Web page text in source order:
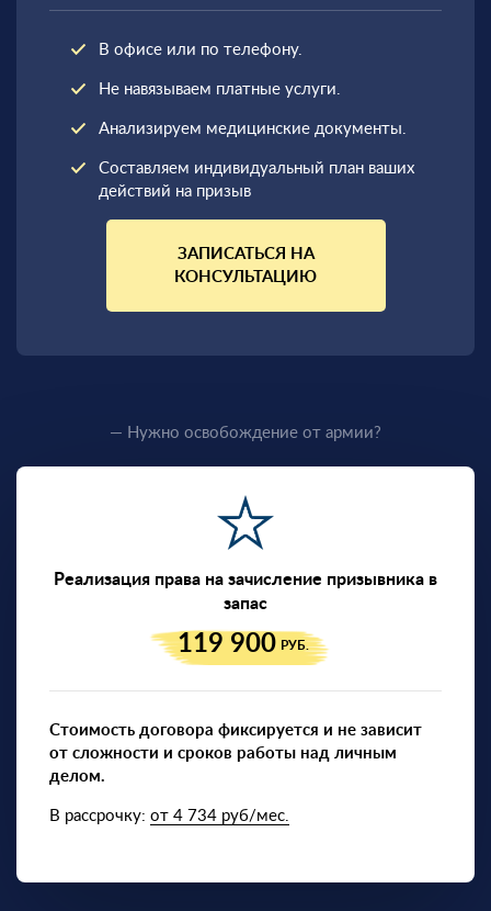
В офисе или по телефону.
Не навязываем платные услуги.
Анализируем медицинские документы.
Составляем индивидуальный план ваших
действий на призыв
ЗАПИСАТЬСЯ НА
КОНСУЛЬТАЦИЮ
— Нужно освобождение от армии?
Реализация права на зачисление призывника в
запас
119 900 РУБ.
Стоимость договора фиксируется и не зависит
от сложности и сроков работы над личным
делом.
В рассрочку: от 4 734 руб/мес.